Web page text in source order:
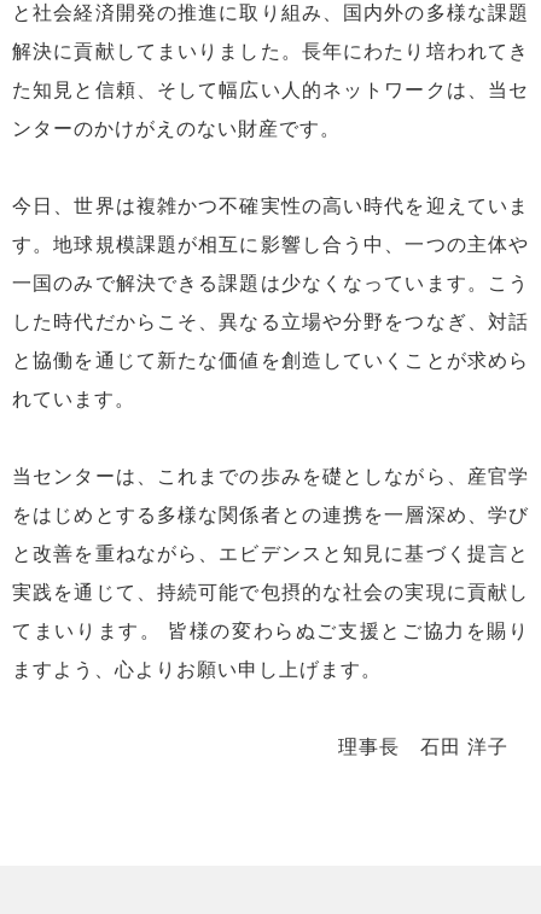
と社会経済開発の推進に取り組み、国内外の多様な課題
解決に貢献してまいりました。長年にわたり培われてき
た知見と信頼、そして幅広い人的ネットワークは、当セ
ンターのかけがえのない財産です。
今日、世界は複雑かつ不確実性の高い時代を迎えていま
す。地球規模課題が相互に影響し合う中、一つの主体や
一国のみで解決できる課題は少なくなっています。こう
した時代だからこそ、異なる立場や分野をつなぎ、対話
と協働を通じて新たな価値を創造していくことが求めら
れています。
当センターは、これまでの歩みを礎としながら、産官学
をはじめとする多様な関係者との連携を一層深め、学び
と改善を重ねながら、エビデンスと知見に基づく提言と
実践を通じて、持続可能で包摂的な社会の実現に貢献し
てまいります。 皆様の変わらぬご支援とご協力を賜り
ますよう、心よりお願い申し上げます。
理事長 石田 洋子